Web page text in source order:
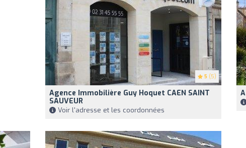
5 (5)
Agence Immobilière Guy Hoquet CAEN SAINT
SAUVEUR
Voir l'adresse et les coordonnées